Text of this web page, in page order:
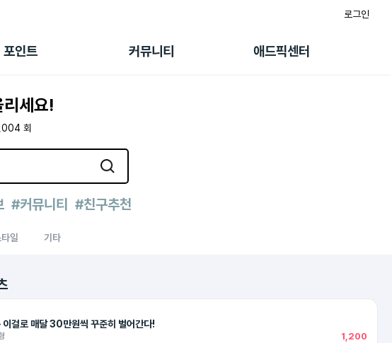
로그인
포인트 커뮤니티 애드픽센터
출석 룰렛
후원
이용내역
랭킹
멤버십 센터
세요!
회
#커뮤니티 #친구추천
일 기타
이걸로 매달 30만원씩 꾸준히 벌어간다!
1,200